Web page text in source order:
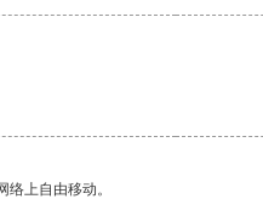
上自由移动。